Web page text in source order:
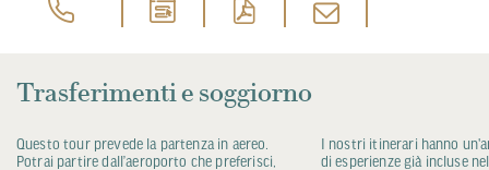
Trasferimenti e soggiorno
Questo tour prevede la partenza in aereo.
Potrai partire dall’aeroporto che preferisci,
I nostri itinerari hanno
di esperienze già incluse